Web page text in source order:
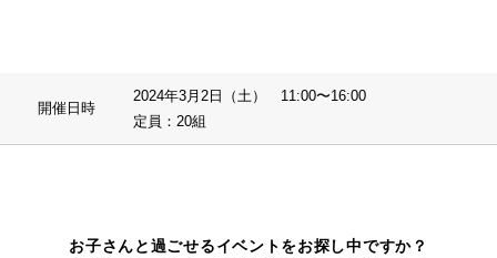
開催日時
2024年3月2日（土） 11:00〜16:00
定員：20組
お子さんと過ごせるイベントをお探し中ですか？